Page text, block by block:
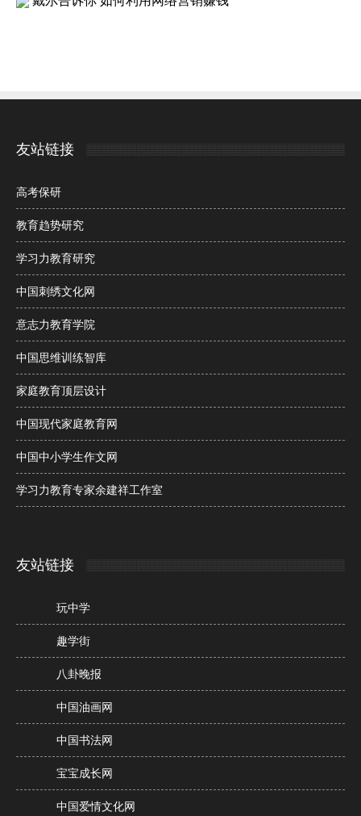
友站链接
高考保研
教育趋势研究
学习力教育研究
中国刺绣文化网
意志力教育学院
中国思维训练智库
家庭教育顶层设计
中国现代家庭教育网
中国中小学生作文网
学习力教育专家余建祥工作室
友站链接
玩中学
趣学街
八卦晚报
中国油画网
中国书法网
宝宝成长网
中国爱情文化网